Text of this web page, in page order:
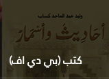
كتب (بي دي اف)